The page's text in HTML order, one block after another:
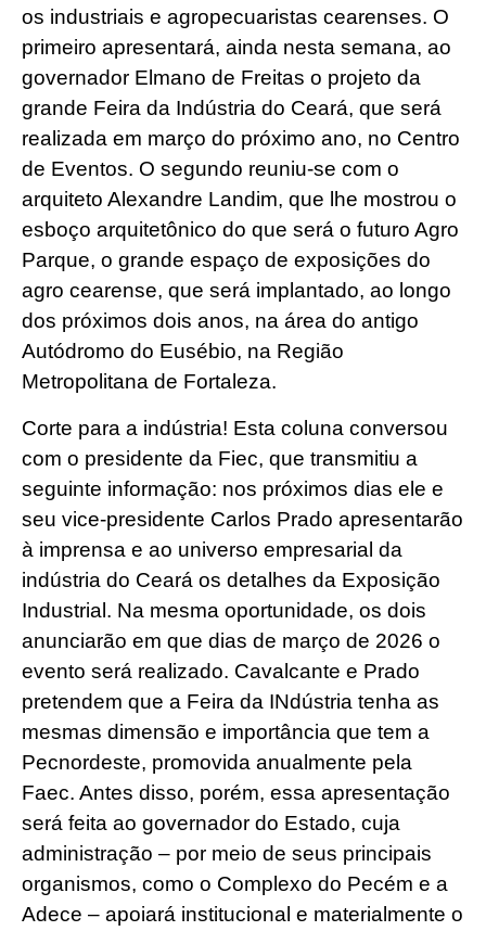
os industriais e agropecuaristas cearenses. O
primeiro apresentará, ainda nesta semana, ao
governador Elmano de Freitas o projeto da
grande Feira da Indústria do Ceará, que será
realizada em março do próximo ano, no Centro
de Eventos. O segundo reuniu-se com o
arquiteto Alexandre Landim, que lhe mostrou o
esboço arquitetônico do que será o futuro Agro
Parque, o grande espaço de exposições do
agro cearense, que será implantado, ao longo
dos próximos dois anos, na área do antigo
Autódromo do Eusébio, na Região
Metropolitana de Fortaleza.
Corte para a indústria! Esta coluna conversou
com o presidente da Fiec, que transmitiu a
seguinte informação: nos próximos dias ele e
seu vice-presidente Carlos Prado apresentarão
à imprensa e ao universo empresarial da
indústria do Ceará os detalhes da Exposição
Industrial. Na mesma oportunidade, os dois
anunciarão em que dias de março de 2026 o
evento será realizado. Cavalcante e Prado
pretendem que a Feira da INdústria tenha as
mesmas dimensão e importância que tem a
Pecnordeste, promovida anualmente pela
Faec. Antes disso, porém, essa apresentação
será feita ao governador do Estado, cuja
administração – por meio de seus principais
organismos, como o Complexo do Pecém e a
Adece – apoiará institucional e materialmente o